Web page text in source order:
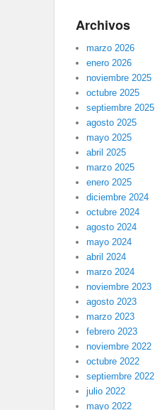
Archivos
marzo 2026
enero 2026
noviembre 2025
octubre 2025
septiembre 2025
agosto 2025
mayo 2025
abril 2025
marzo 2025
enero 2025
diciembre 2024
octubre 2024
agosto 2024
mayo 2024
abril 2024
marzo 2024
noviembre 2023
agosto 2023
marzo 2023
febrero 2023
noviembre 2022
octubre 2022
septiembre 2022
julio 2022
mayo 2022